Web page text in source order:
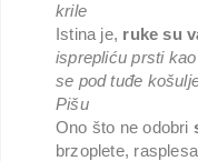
krile
Istina je, ruke su
isprepliću prsti
se pod tuđe
Pišu
Ono što ne odobri
brzoplete,